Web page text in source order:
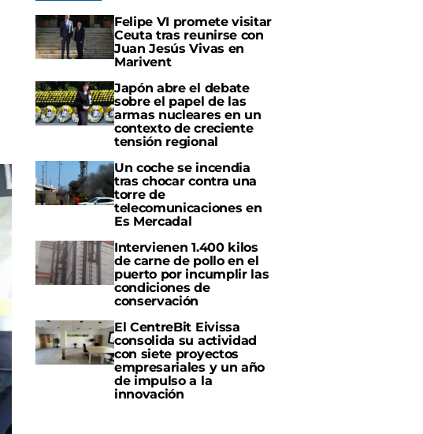
Felipe VI promete visitar
Ceuta tras reunirse con
Juan Jesús Vivas en
Marivent
Japón abre el debate
sobre el papel de las
armas nucleares en un
contexto de creciente
tensión regional
Un coche se incendia
tras chocar contra una
torre de
telecomunicaciones en
Es Mercadal
Intervienen 1.400 kilos
de carne de pollo en el
puerto por incumplir las
condiciones de
conservación
El CentreBit Eivissa
consolida su actividad
con siete proyectos
empresariales y un año
de impulso a la
innovación